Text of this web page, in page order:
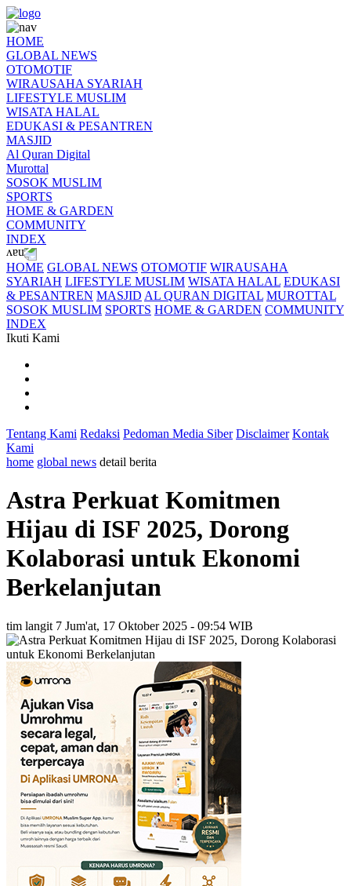
HOME
GLOBAL NEWS
OTOMOTIF
WIRAUSAHA SYARIAH
LIFESTYLE MUSLIM
WISATA HALAL
EDUKASI & PESANTREN
MASJID
Al Quran Digital
Murottal
SOSOK MUSLIM
SPORTS
HOME & GARDEN
COMMUNITY
INDEX
HOME GLOBAL NEWS OTOMOTIF WIRAUSAHA
SYARIAH LIFESTYLE MUSLIM WISATA HALAL EDUKASI
& PESANTREN MASJID AL QURAN DIGITAL MUROTTAL
SOSOK MUSLIM SPORTS HOME & GARDEN COMMUNITY
INDEX
Ikuti Kami
Tentang Kami Redaksi Pedoman Media Siber Disclaimer Kontak
Kami
home global news detail berita
Astra Perkuat Komitmen
Hijau di ISF 2025, Dorong
Kolaborasi untuk Ekonomi
Berkelanjutan
tim langit 7 Jum'at, 17 Oktober 2025 - 09:54 WIB